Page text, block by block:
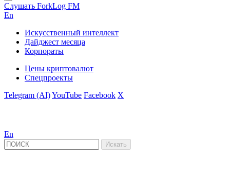
Слушать ForkLog FM
En
Искусственный интеллект
Дайджест месяца
Корпораты
Цены криптовалют
Спецпроекты
Telegram (AI)YouTube Facebook X
En